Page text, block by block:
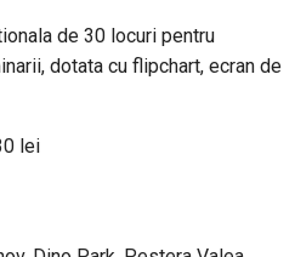
de 30 locuri pentru
dotata cu flipchart, ecran de
lei